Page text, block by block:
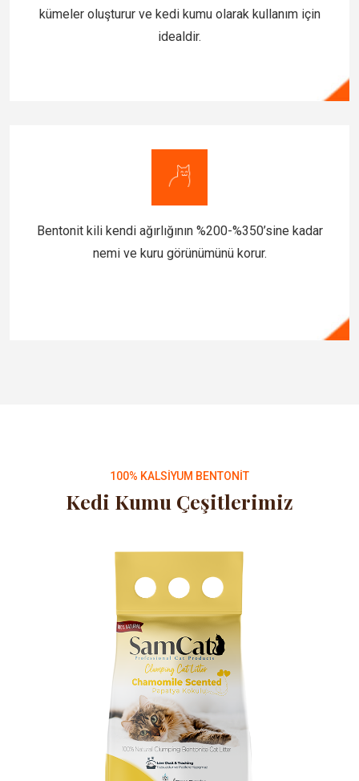
kümeler oluşturur ve kedi kumu olarak kullanım için
idealdir.
Bentonit kili kendi ağırlığının %200-%350’sine kadar
nemi ve kuru görünümünü korur.
100% KALSIYUM BENTONIT
Kedi Kumu Çeşitlerimiz